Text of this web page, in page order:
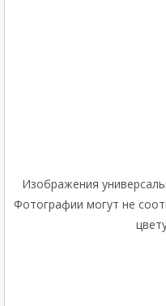
Изображения
Фотографии могут не